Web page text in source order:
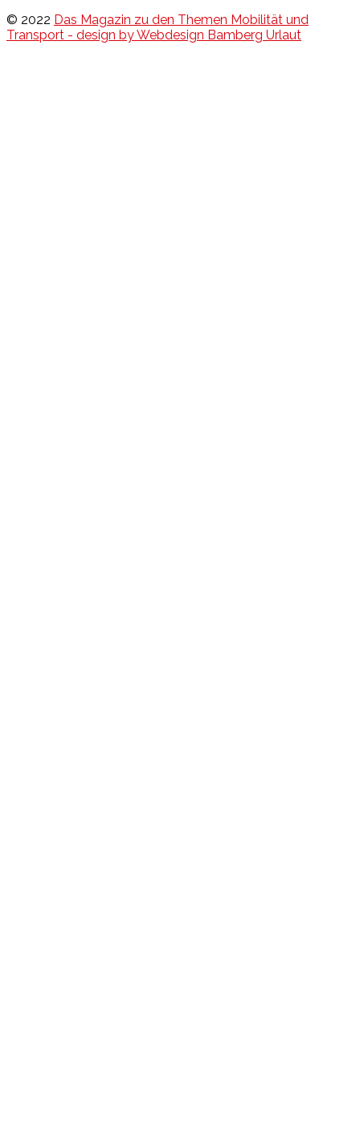
© 2022 Das Magazin zu den Themen Mobilität und
Transport - design by Webdesign Bamberg Urlaut